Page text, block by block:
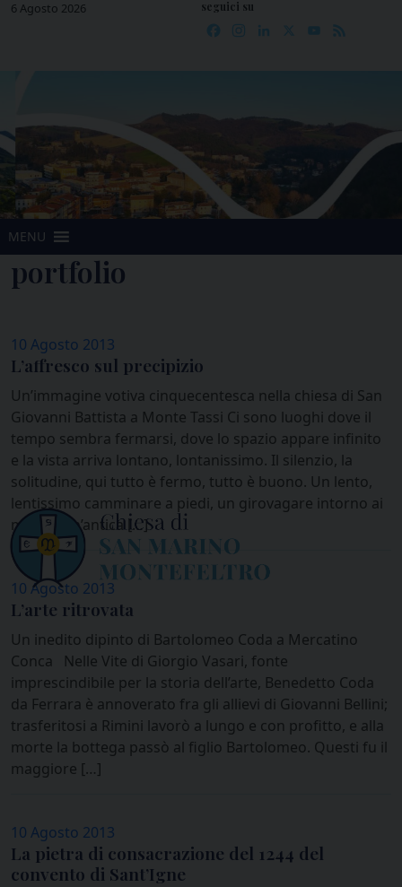
Skip6 Agosto 2026 seguici su
Facebook
Instagram
LinkedIn YouTube
MENU
portfolio
10 Agosto 2013
L’affresco sul precipizio
Un’immagine votiva cinquecentesca nella chiesa di San
Giovanni Battista a Monte Tassi Ci sono luoghi dove il
tempo sembra fermarsi, dove lo spazio appare infinito
e la vista arriva lontano, lontanissimo. Il silenzio, la
solitudine, qui tutto è fermo, tutto è buono. Un lento,
lentissimo camminare a piedi, un girovagare intorno ai
muri di un’antica […]
10 Agosto 2013
L’arte ritrovata
Un inedito dipinto di Bartolomeo Coda a Mercatino
Conca Nelle Vite di Giorgio Vasari, fonte
imprescindibile per la storia dell’arte, Benedetto Coda
da Ferrara è annoverato fra gli allievi di Giovanni Bellini;
trasferitosi a Rimini lavorò a lungo e con profitto, e alla
morte la bottega passò al figlio Bartolomeo. Questi fu il
maggiore […]
10 Agosto 2013
La pietra di consacrazione del 1244 del
convento di Sant’Igne